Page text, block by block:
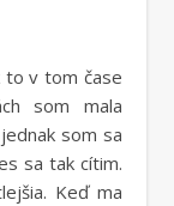
som mala
som sa
sa tak cítim.
Keď ma